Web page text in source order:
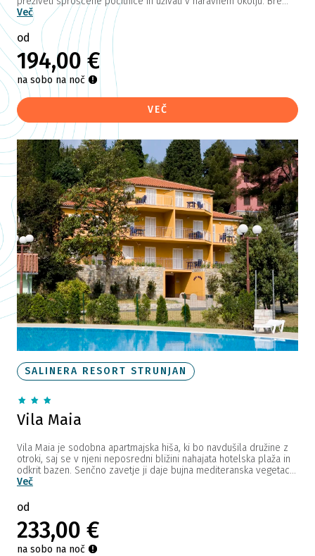
Več
od
194,00 €
na sobo na noč
VEČ
SALINERA RESORT STRUNJAN
Vila Maia
Vila Maia je sodobna apartmajska hiša, ki bo navdušila družine z
otroki, saj se v njeni neposredni bližini nahajata hotelska plaža in
odkrit bazen. Senčno zavetje ji daje bujna mediteranska vegetac...
Več
od
233,00 €
na sobo na noč